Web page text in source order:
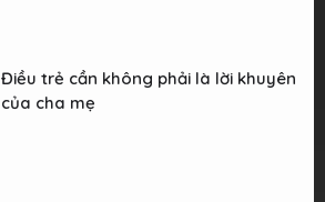
Điều trẻ cần không phải là lời khuyên
của cha mẹ